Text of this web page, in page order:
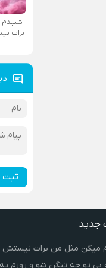
برات
ثبت
جدید
میگن مثل من برات نیستش
بی تو چه تنگن شو و روزم